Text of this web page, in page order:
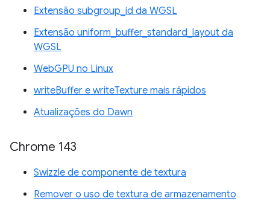
Extensão subgroup_id da WGSL
Extensão uniform_buffer_standard_layout da
WGSL
WebGPU no Linux
writeBuffer e writeTexture mais rápidos
Atualizações do Dawn
Chrome 143
Swizzle de componente de textura
Remover o uso de textura de armazenamento